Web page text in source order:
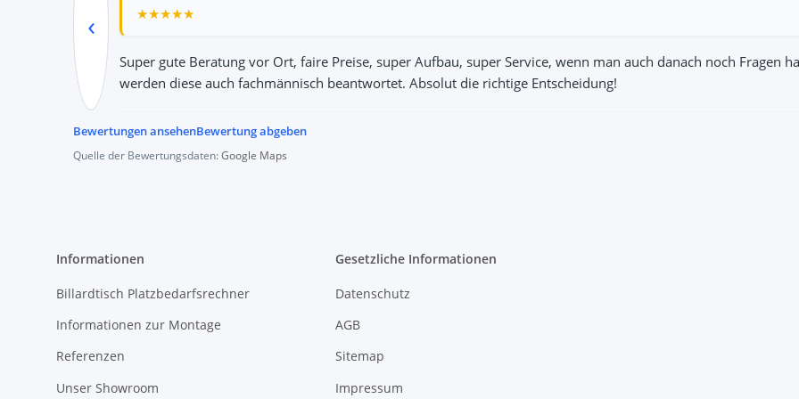
‹ ★★★★★
Super gute Beratung vor Ort, faire Preise, super Aufbau, super Service, wenn man auch danach noch Fragen
werden diese auch fachmännisch beantwortet. Absolut die richtige Entscheidung!
★★★★★
★★★★★
★★★★★
★★★★★
Bewertungen ansehenBewertung abgeben
Quelle der Bewertungsdaten:Google Maps
Informationen
Billardtisch Platzbedarfsrechner
Informationen zur Montage
Referenzen
Unser Showroom
Gesetzliche Informationen
Datenschutz
AGB
Sitemap
Impressum